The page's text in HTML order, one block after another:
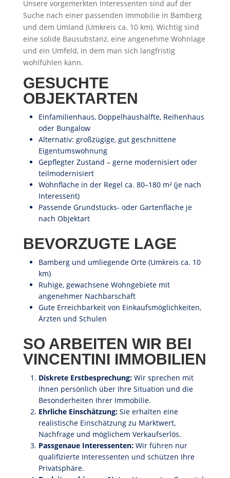
Unsere vorgemerkten Interessenten sind auf der
Suche nach einer passenden Immobilie in Bamberg
und dem Umland (Umkreis ca. 10 km). Wichtig sind
eine solide Bausubstanz, eine angenehme Wohnlage
und ein Umfeld, in dem man sich langfristig
wohlfühlen kann.
GESUCHTE
OBJEKTARTEN
Einfamilienhaus, Doppelhaushälfte, Reihenhaus
oder Bungalow
Alternativ: großzügige, gut geschnittene
Eigentumswohnung
Gepflegter Zustand – gerne modernisiert oder
teilmodernisiert
Wohnfläche in der Regel ca. 80–180 m² (je nach
Interessent)
Passende Grundstücks- oder Gartenfläche je
nach Objektart
BEVORZUGTE LAGE
Bamberg und umliegende Orte (Umkreis ca. 10
km)
Ruhige, gewachsene Wohngebiete mit
angenehmer Nachbarschaft
Gute Erreichbarkeit von Einkaufsmöglichkeiten,
Ärzten und Schulen
SO ARBEITEN WIR BEI
VINCENTINI IMMOBILIEN
Diskrete Erstbesprechung:Wir sprechen mit
Ihnen persönlich über Ihre Situation und die
Besonderheiten Ihrer Immobilie.
Ehrliche Einschätzung:Sie erhalten eine
realistische Einschätzung zu Marktwert,
Nachfrage und möglichem Verkaufserlös.
Passgenaue Interessenten:Wir führen nur
qualifizierte Interessenten und schützen Ihre
Privatsphäre.